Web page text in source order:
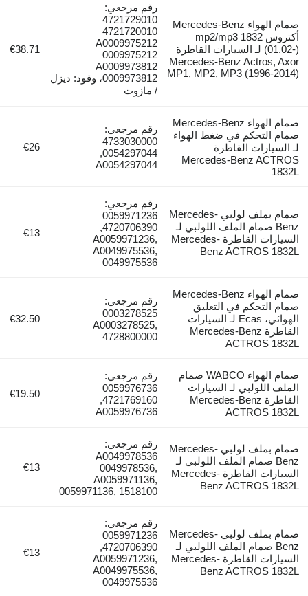
صمام الهواء Mercedes-Benz
أكتروس mp2/mp3 1832
(01.02-) لـ السيارات القاطرة
Mercedes-Benz Actros, Axor
MP1, MP2, MP3 (1996-2014)
رقم مرجعي:
4721729010
4721720010
A0009975212
0009975212
A0009973812
0009973812، وقود: ديزل
/ مازوت
€38.71
صمام الهواء Mercedes-Benz
صمام التحكم في ضغط الهواء
لـ السيارات القاطرة
Mercedes-Benz ACTROS
1832L
رقم مرجعي:
4733030000
0054297044,
A0054297044
€26
صمام بملف لولبي Mercedes-
Benz صمام الملف اللولبي لـ
السيارات القاطرة Mercedes-
Benz ACTROS 1832L
رقم مرجعي:
0059971236
4720706390,
A0059971236,
A0049975536,
0049975536
€13
صمام الهواء Mercedes-Benz
صمام التحكم في التعليق
الهوائي، Ecas لـ السيارات
القاطرة Mercedes-Benz
ACTROS 1832L
رقم مرجعي:
0003278525
A0003278525,
4728800000
€32.50
صمام الهواء WABCO صمام
الملف اللولبي لـ السيارات
القاطرة Mercedes-Benz
ACTROS 1832L
رقم مرجعي:
0059976736
4721769160,
A0059976736
€19.50
صمام بملف لولبي Mercedes-
Benz صمام الملف اللولبي لـ
السيارات القاطرة Mercedes-
Benz ACTROS 1832L
رقم مرجعي:
A0049978536
0049978536,
A0059971136,
0059971136, 1518100
€13
صمام بملف لولبي Mercedes-
Benz صمام الملف اللولبي لـ
السيارات القاطرة Mercedes-
Benz ACTROS 1832L
رقم مرجعي:
0059971236
4720706390,
A0059971236,
A0049975536,
0049975536
€13